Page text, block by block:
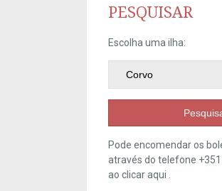
PESQUISAR
Escolha uma ilha:
Pode encomendar os
através do telefone
ao clicaraqui